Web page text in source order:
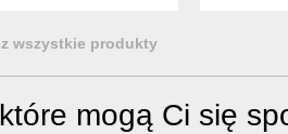
wszystkie produkty
mogą Ci się